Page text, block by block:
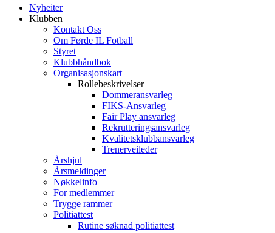
Nyheiter
Klubben
Kontakt Oss
Om Førde IL Fotball
Styret
Klubbhåndbok
Organisasjonskart
Rollebeskrivelser
Dommeransvarleg
FIKS-Ansvarleg
Fair Play ansvarleg
Rekrutteringsansvarleg
Kvalitetsklubbansvarleg
Trenerveileder
Årshjul
Årsmeldinger
Nøkkelinfo
For medlemmer
Trygge rammer
Politiattest
Rutine søknad politiattest